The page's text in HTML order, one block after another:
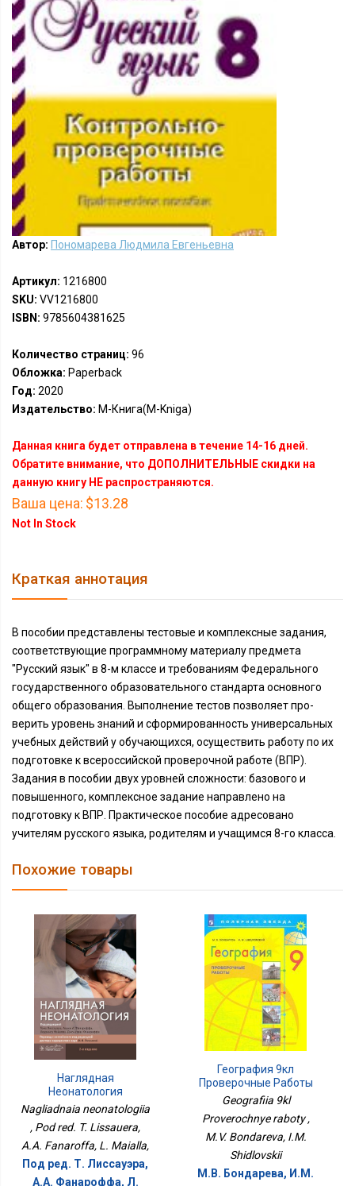
Автор: Пономарева Людмила Евгеньевна
Артикул: 1216800
SKU: VV1216800
ISBN: 9785604381625
Количество страниц: 96
Обложка: Paperback
Год: 2020
Издательство: М-Книга(M-Kniga)
Данная книга будет отправлена в течение 14-16 дней.
Обратите внимание, что ДОПОЛНИТЕЛЬНЫЕ скидки на
данную книгу НЕ распространяются.
Ваша цена: $13.28
Not In Stock
Краткая аннотация
В пособии представлены тестовые и комплексные задания,
соответствующие программному материалу предмета
"Русский язык" в 8-м классе и требованиям Федерального
государственного образовательного стандарта основного
общего образования. Выполнение тестов позволяет про­
верить уровень знаний и сформированность универсальных
учебных действий у обучающихся, осуществить работу по их
подготовке к всероссийской проверочной работе (ВПР).
Задания в пособии двух уровней сложности: базового и
повышенного, комплексное задание направлено на
подготовку к ВПР. Практическое пособие адресовано
учителям русского языка, родителям и учащимся 8-го класса.
Похожие товары
Наглядная
Неонатология
Nagliadnaia neonatologiia
, Pod red. T. Lissauera,
A.A. Fanaroffa, L. Maialla,
Под ред. Т. Лиссауэра,
А.A. Фанароффа, Л.
География 9кл
Проверочные Работы
Geografiia 9kl
Proverochnye raboty ,
M.V. Bondareva, I.M.
Shidlovskii
М.В. Бондарева, И.М.